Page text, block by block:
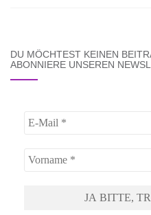
DU MÖCHTEST KEINEN
ABONNIERE UNSEREN